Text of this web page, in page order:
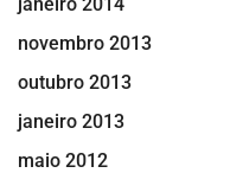
novembro 2013
outubro 2013
janeiro 2013
maio 2012